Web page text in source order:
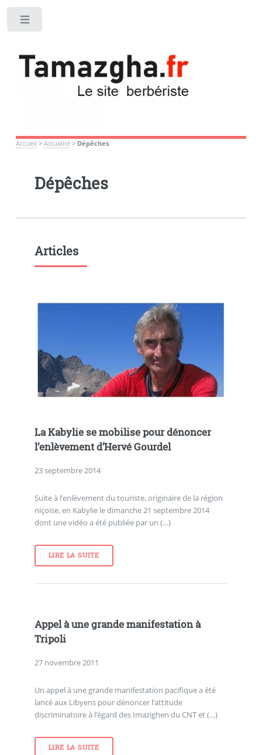
Accueil > Actualité> Dépêches
Dépêches
Articles
La Kabylie se mobilise pour dénoncer
l’enlèvement d’Hervé Gourdel
23 septembre 2014
Suite à l’enlèvement du touriste, originaire de la région
niçoise, en Kabylie le dimanche 21 septembre 2014
dont une vidéo a été publiée par un (…)
LIRE LA SUITE
Appel à une grande manifestation à
Tripoli
27 novembre 2011
Un appel à une grande manifestation pacifique a été
lancé aux Libyens pour dénoncer l’attitude
discriminatoire à l’égard des Imazighen du CNT et (…)
LIRE LA SUITE